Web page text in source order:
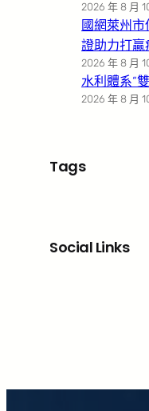
2026 年 8 月
國網萊州
證助力打贏
2026 年 8 月
水利體系“
2026 年 8 月
Tags
Social Links